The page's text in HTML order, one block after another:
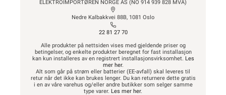
ELEKTROIMPORTØREN NORGE AS (NO 914 939 828 MVA)
Nedre Kalbakkvei 88B, 1081 Oslo
22 81 27 70
Alle produkter på nettsiden vises med gjeldende priser og
betingelser, og enkelte produkter beregnet for fast installasjon
kan kun installeres av en registrert installasjonsvirksomhet. Les
mer her.
Alt som går på strøm eller batterier (EE-avfall) skal leveres til
retur når det ikke kan brukes lenger. Du kan returnere dette gratis
i en av våre varehus og/eller andre butikker som selger samme
type varer. Les mer her.